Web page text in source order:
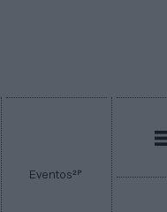
Eventos2P